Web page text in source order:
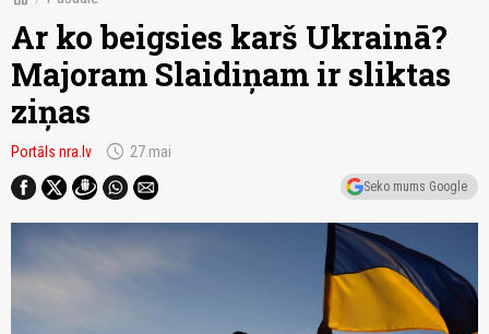
Ar ko beigsies karš Ukrainā?
Majoram Slaidiņam ir sliktas
ziņas
Portāls nra.lv schedule 27.mai
Seko mums Google